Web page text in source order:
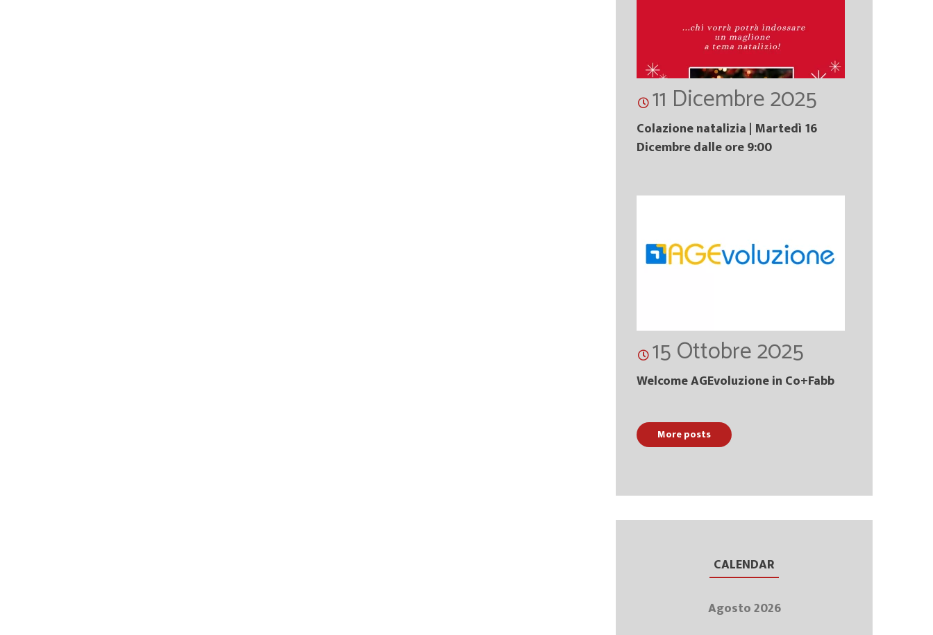
11 Dicembre 2025
Colazione natalizia | Martedì 16
Dicembre dalle ore 9:00
15 Ottobre 2025
Welcome AGEvoluzione in Co+Fabb
More posts
CALENDAR
Agosto 2026